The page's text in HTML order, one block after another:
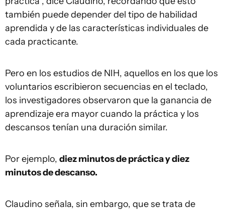
también puede depender del tipo de habilidad
aprendida y de las características individuales de
cada practicante.
Pero en los estudios de NIH, aquellos en los que los
voluntarios escribieron secuencias en el teclado,
los investigadores observaron que la ganancia de
aprendizaje era mayor cuando la práctica y los
descansos tenían una duración similar.
Por ejemplo, diez minutos de práctica y diez
minutos de descanso.
Claudino señala, sin embargo, que se trata de